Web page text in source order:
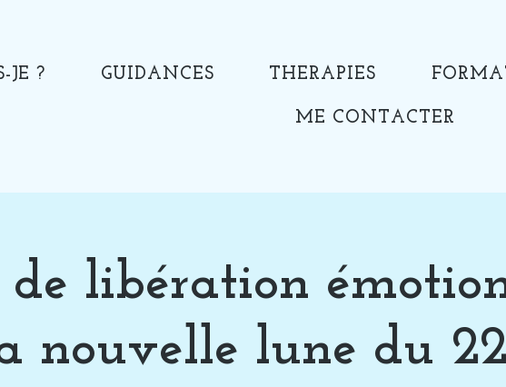
JE ? GUIDANCES THERAPIES
ME CONTACTER
de libération
nouvelle lune du